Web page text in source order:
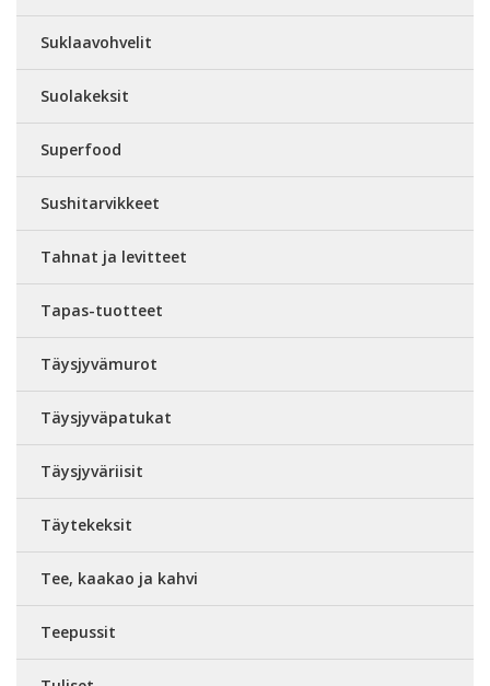
Suklaavohvelit
Suolakeksit
Superfood
Sushitarvikkeet
Tahnat ja levitteet
Tapas-tuotteet
Täysjyvämurot
Täysjyväpatukat
Täysjyväriisit
Täytekeksit
Tee, kaakao ja kahvi
Teepussit